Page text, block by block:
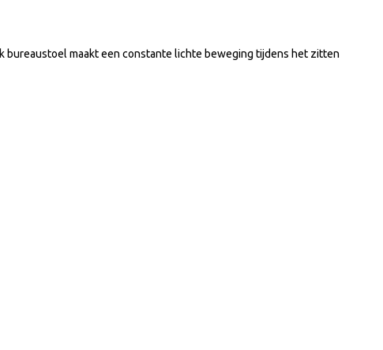
bureaustoel maakt een constante lichte beweging tijdens het zitten